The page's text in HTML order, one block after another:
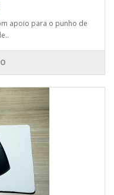
apoio para o punho de